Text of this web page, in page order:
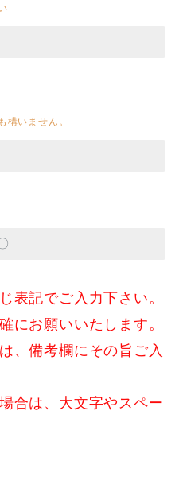
構いません。
表記でご入力下さい。
にお願いいたします。
、備考欄にその旨ご入
合は、大文字やスペー